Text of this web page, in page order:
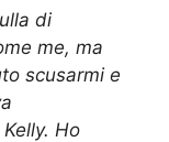
di
me, ma
scusarmi e
Ho